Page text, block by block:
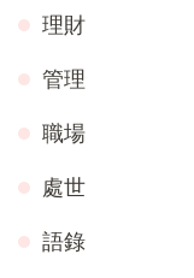
理財
管理
職場
處世
語錄